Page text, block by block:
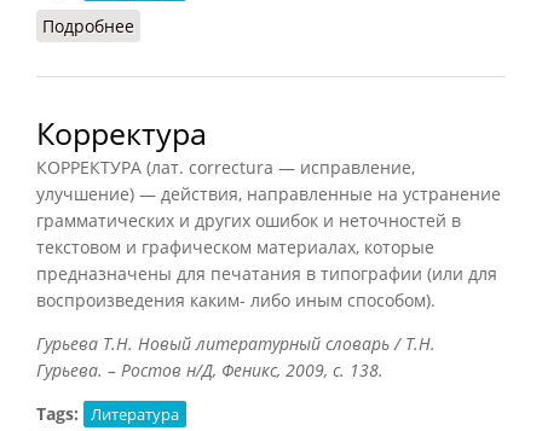
Подробнее
Корректура
КОРРЕКТУРА (лат. correctura — исправление,
улучшение) — действия, направленные на устранение
грамматических и других ошибок и неточностей в
текстовом и графическом материалах, которые
предназначены для печатания в типографии (или для
воспроизведения каким- либо иным способом).
Гурьева Т.Н. Новый литературный словарь / Т.Н.
Гурьева. – Ростов н/Д, Феникс, 2009, с. 138.
Tags:
Литература